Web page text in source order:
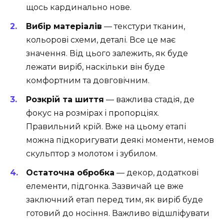
щось кардинально нове.
Вибір матеріалів — текстури тканин,
кольорові схеми, деталі. Все це має
значення. Від цього залежить, як буде
лежати виріб, наскільки він буде
комфортним та довговічним.
Розкрій та шиття — важлива стадія, де
фокус на розмірах і пропорціях.
Правильний крій. Вже на цьому етапі
можна підкоригувати деякі моменти, немов
скульптор з молотом і зубилом.
Остаточна обробка — декор, додаткові
елементи, підгонка. Зазвичай це вже
заключний етап перед тим, як виріб буде
готовий до носіння. Важливо відшліфувати